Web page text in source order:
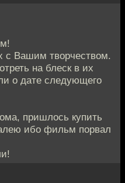
с Вашим творчеством.
на блеск в их
о дате следующего
пришлось купить
ибо фильм порвал